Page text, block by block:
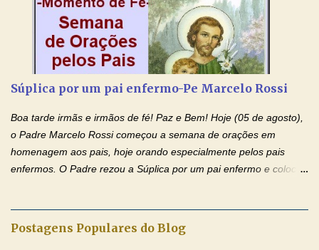
sobre mim e sobre todos os meus familiares. Eu peço, Senhor
Jesus, que, pelo poder libertador e salvítico deste Sangue,
possamos nos livrar de toda opressão diabólica que possa estar
prejudicando a nossa família. Peço também que atenda, em
(apresente aqui o seu pedido...) Eu, desde já, agradeço de
coração, confiante que o Senhor me atenderá. Eu louvo o Pai por
ter nos dado o Senhor, Jesus, como presente de Páscoa. eu
agradeço de coração ao Espíri...
Súplica por um pai enfermo-Pe Marcelo Rossi
Boa tarde irmãs e irmãos de fé! Paz e Bem! Hoje (05 de agosto),
o Padre Marcelo Rossi começou a semana de orações em
homenagem aos pais, hoje orando especialmente pelos pais
enfermos. O Padre rezou a Súplica por um pai enfermo e colocou
iluminada semana no Amor Ágape de Jesus e no Amor Materno
de Nossa Senhora. Adriana dos Anjos-Devoção e Fé Mensagem
Postagens Populares do Blog